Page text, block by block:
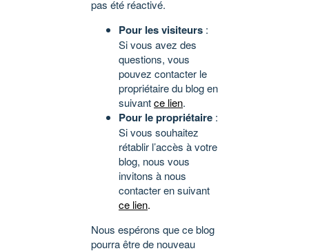
pas été réactivé.
Pour les visiteurs :
Si vous avez des
questions, vous
pouvez contacter le
propriétaire du blog en
suivantce lien.
Pour le propriétaire :
Si vous souhaitez
rétablir l’accès à votre
blog, nous vous
invitons à nous
contacter en suivant
ce lien.
Nous espérons que ce blog
pourra être de nouveau